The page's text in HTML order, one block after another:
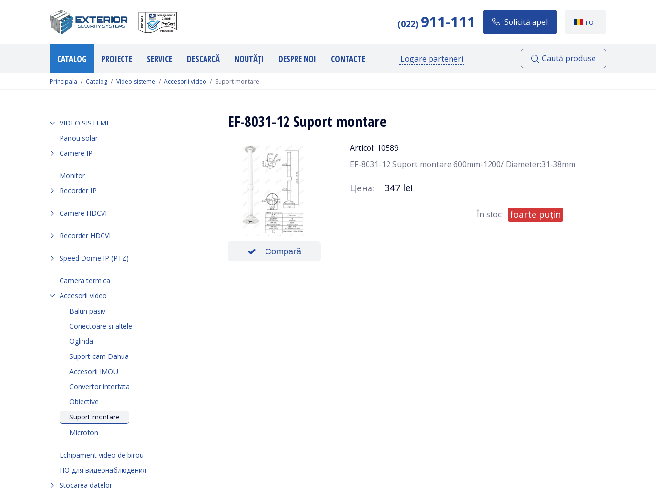
(022) 911-111 Solicită apel ro
CATALOG PROIECTE SERVICE DESCARCĂ NOUTĂȚI DESPRE NOI CONTACTE Logare parteneri Caută produse
Principala Catalog Video sisteme Accesorii video Suport montare
VIDEO SISTEME
Panou solar
Camere IP
Monitor
Recorder IP
Camere HDCVI
Recorder HDCVI
Speed Dome IP (PTZ)
Camera termica
Accesorii video
Balun pasiv
Conectoare si altele
Oglinda
Suport cam Dahua
Accesorii IMOU
Convertor interfata
Obiective
Suport montare
Microfon
Echipament video de birou
ПО для видеонаблюдения
Stocarea datelor
EF-8031-12 Suport montare
Compară
Articol: 10589
EF-8031-12 Suport montare 600mm-1200/ Diameter:31-38mm
Цена: 347 lei
În stoc: foarte puțin